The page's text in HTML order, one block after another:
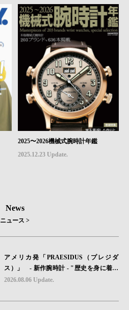
2025〜2026機械式腕時計年鑑
2025.12.23 Update.
News
ニュース >
アメリカ発「PRAESIDUS（プレジダ
ス）」 - 新作腕時計 - "歴史を身に着け
る“ -戦場を駆け抜けたWillys MBのボンネ
砂を文字盤に閉じ込めた「A-11」コレク
2026.08.06 Update.